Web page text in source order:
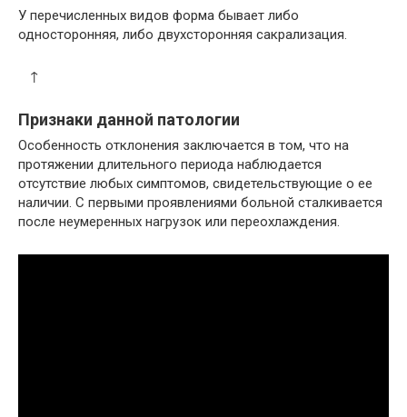
У перечисленных видов форма бывает либо
односторонняя, либо двухсторонняя сакрализация.
↑
Признаки данной патологии
Особенность отклонения заключается в том, что на
протяжении длительного периода наблюдается
отсутствие любых симптомов, свидетельствующие о ее
наличии. С первыми проявлениями больной сталкивается
после неумеренных нагрузок или переохлаждения.